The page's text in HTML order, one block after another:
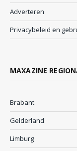
Adverteren
Privacybeleid en
MAXAZINE
Brabant
Gelderland
Limburg